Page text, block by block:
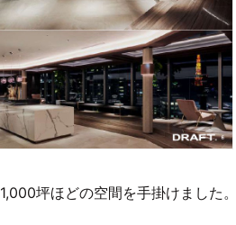
坪ほどの空間を手掛けました。